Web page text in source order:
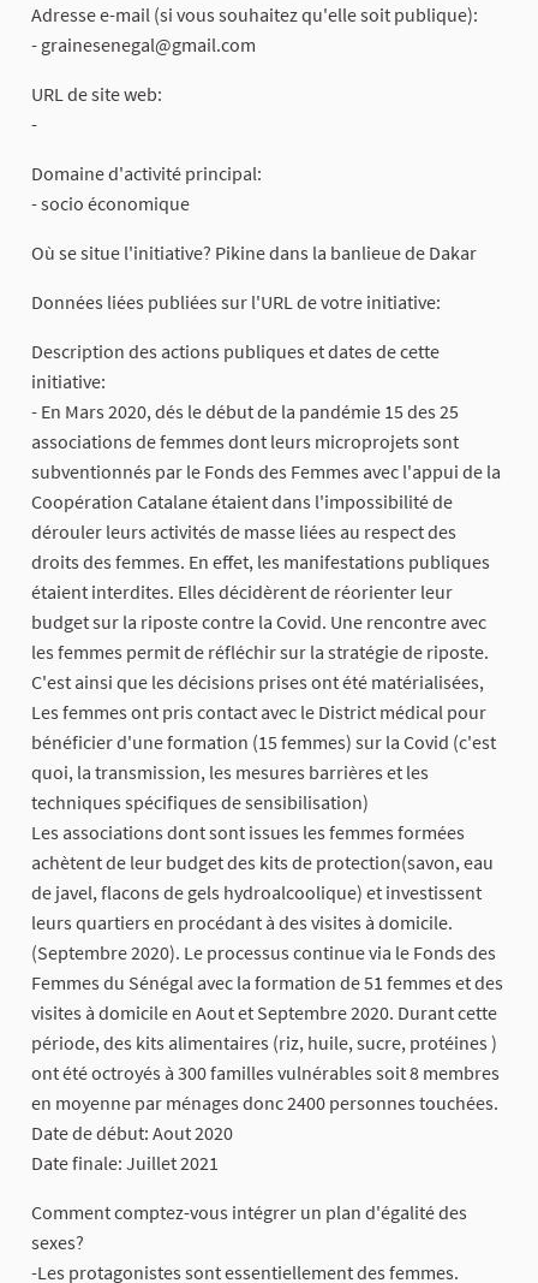
Adresse e-mail (si vous souhaitez qu'elle soit publique):
- grainesenegal@gmail.com
URL de site web:
-
Domaine d'activité principal:
- socio économique
Où se situe l'initiative? Pikine dans la banlieue de Dakar
Données liées publiées sur l'URL de votre initiative:
Description des actions publiques et dates de cette
initiative:
- En Mars 2020, dés le début de la pandémie 15 des 25
associations de femmes dont leurs microprojets sont
subventionnés par le Fonds des Femmes avec l'appui de la
Coopération Catalane étaient dans l'impossibilité de
dérouler leurs activités de masse liées au respect des
droits des femmes. En effet, les manifestations publiques
étaient interdites. Elles décidèrent de réorienter leur
budget sur la riposte contre la Covid. Une rencontre avec
les femmes permit de réfléchir sur la stratégie de riposte.
C'est ainsi que les décisions prises ont été matérialisées,
Les femmes ont pris contact avec le District médical pour
bénéficier d'une formation (15 femmes) sur la Covid (c'est
quoi, la transmission, les mesures barrières et les
techniques spécifiques de sensibilisation)
Les associations dont sont issues les femmes formées
achètent de leur budget des kits de protection(savon, eau
de javel, flacons de gels hydroalcoolique) et investissent
leurs quartiers en procédant à des visites à domicile.
(Septembre 2020). Le processus continue via le Fonds des
Femmes du Sénégal avec la formation de 51 femmes et des
visites à domicile en Aout et Septembre 2020. Durant cette
période, des kits alimentaires (riz, huile, sucre, protéines )
ont été octroyés à 300 familles vulnérables soit 8 membres
en moyenne par ménages donc 2400 personnes touchées.
Date de début: Aout 2020
Date finale: Juillet 2021
Comment comptez-vous intégrer un plan d'égalité des
sexes?
-Les protagonistes sont essentiellement des femmes.